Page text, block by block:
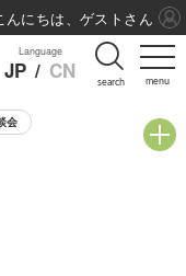
menu
Language
JP / CN search
会
んにちは、ゲストさん